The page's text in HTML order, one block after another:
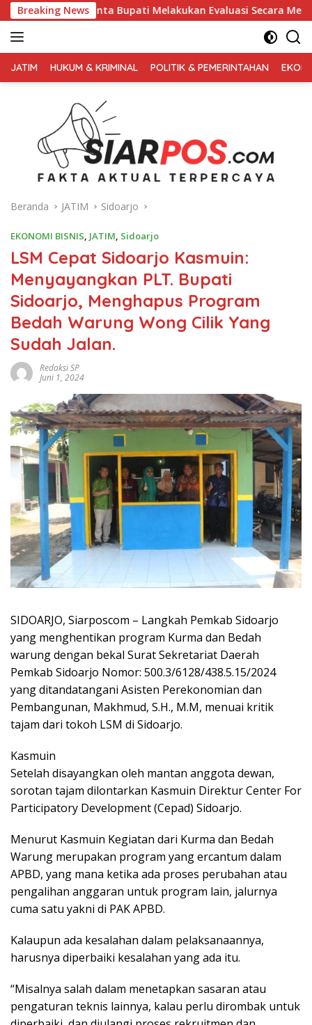
Langsung
ke
konten
Breaking News
Melakukan Evaluasi Secara Menyeluruh
TERPERCAYA
JATIM HUKUM & KRIMINAL POLITIK & PEMERINTAHAN
Beranda JATIM Sidoarjo
EKONOMI BISNIS, JATIM, Sidoarjo
LSM Cepat Sidoarjo Kasmuin:
Menyayangkan PLT. Bupati
Sidoarjo, Menghapus Program
Bedah Warung Wong Cilik Yang
Sudah Jalan.
Redaksi SP
Juni 1, 2024
SIDOARJO, Siarposcom – Langkah Pemkab Sidoarjo
yang menghentikan program Kurma dan Bedah
warung dengan bekal Surat Sekretariat Daerah
Pemkab Sidoarjo Nomor: 500.3/6128/438.5.15/2024
yang ditandatangani Asisten Perekonomian dan
Pembangunan, Makhmud, S.H., M.M, menuai kritik
tajam dari tokoh LSM di Sidoarjo.
Kasmuin
Setelah disayangkan oleh mantan anggota dewan,
sorotan tajam dilontarkan Kasmuin Direktur Center For
Participatory Development (Cepad) Sidoarjo.
Menurut Kasmuin Kegiatan dari Kurma dan Bedah
Warung merupakan program yang ercantum dalam
APBD, yang mana ketika ada proses perubahan atau
pengalihan anggaran untuk program lain, jalurnya
cuma satu yakni di PAK APBD.
Kalaupun ada kesalahan dalam pelaksanaannya,
harusnya diperbaiki kesalahan yang ada itu.
“Misalnya salah dalam menetapkan sasaran atau
pengaturan teknis lainnya, kalau perlu dirombak untuk